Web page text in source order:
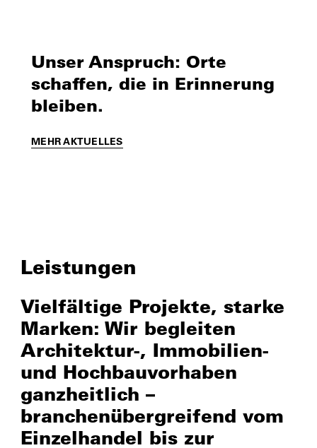
Unser Anspruch: Orte
schaffen, die in Erinnerung
bleiben.
MEHR AKTUELLES
Leistungen
Vielfältige Projekte, starke
Marken: Wir begleiten
Architektur-, Immobilien-
und Hochbauvorhaben
ganzheitlich –
branchenübergreifend vom
Einzelhandel bis zur